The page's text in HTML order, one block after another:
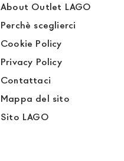
About Outlet LAGO
Perchè sceglierci
Cookie Policy
Privacy Policy
Contattaci
Mappa del sito
Sito LAGO